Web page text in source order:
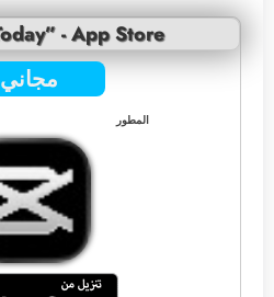
- App Store
مجاني
المطور